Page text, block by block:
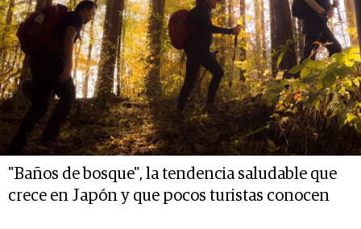
"Baños de bosque", la tendencia saludable que
crece en Japón y que pocos turistas conocen